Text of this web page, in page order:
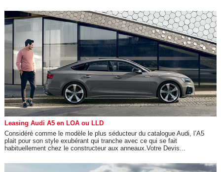
Leasing Audi A5 en LOA ou LLD
Considéré comme le modèle le plus séducteur du catalogue Audi, l’A5
plait pour son style exubérant qui tranche avec ce qui se fait
habituellement chez le constructeur aux anneaux.Votre Devis...